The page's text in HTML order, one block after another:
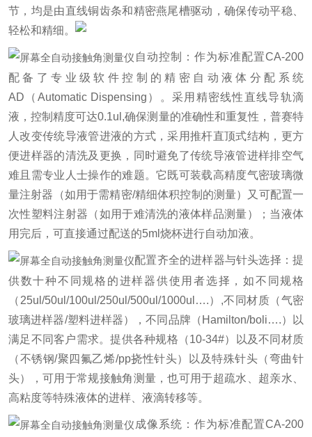
节，均是由直线铜齿条和精密燕尾槽驱动，确保传动平稳、
轻松和精细。
自动控制：作为标准配置CA-200
配备了专业级软件控制的精密自动液体分配系统
AD（Automatic Dispensing）。采用精密线性直线导轨滴
液，控制精度可达0.1ul,确保测量的准确性和重复性，普赛特
人改变传统导液管进液的方式，采用推杆直顶式结构，更方
便进样器的清洗及更换，同时避免了传统导液管进样排空气
难且需专业人士操作的难题。它既可装载高精度气密玻璃微
量注射器（如用于需精密/精细体积控制的测量）又可配置一
次性塑料注射器（如用于难清洗的液体样品测量）；当液体
用完后，可直接通过配送的5ml烧杯进行自动加液。
配置齐全的进样器与针头选择：提
供数十种不同规格的进样器供使用者选择，如不同规格
（25ul/50ul/100ul/250ul/500ul/1000ul….）,不同材质（气密
玻璃进样器/塑料进样器），不同品牌（Hamilton/boli….）以
满足不同客户需求。提供各种规格（10-34#）以及不同材质
（不锈钢/聚四氟乙烯/pp挠性针头）以及特殊针头（弯曲针
头），可用于常规接触角测量，也可用于超疏水、超亲水、
高粘度等特殊液体的进样、液滴转移等。
成像系统：作为标准配置CA-200